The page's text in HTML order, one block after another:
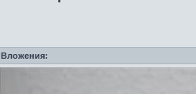
Вложения: